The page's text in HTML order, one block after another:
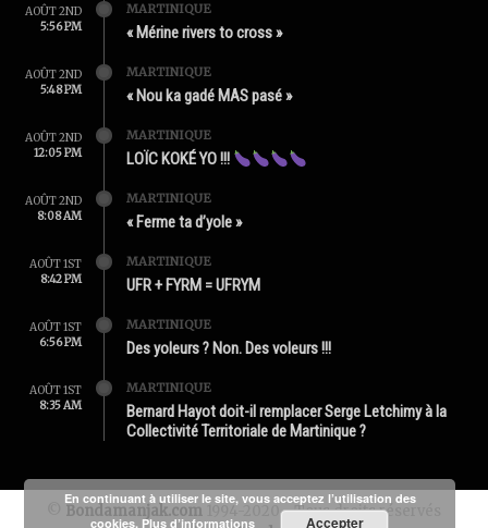
AOÛT 2ND
5:56 PM
MARTINIQUE
« Mérine rivers to cross »
AOÛT 2ND
5:48 PM
MARTINIQUE
« Nou ka gadé MAS pasé »
AOÛT 2ND
12:05 PM
MARTINIQUE
LOÏC KOKÉ YO !!!
AOÛT 2ND
8:08 AM
MARTINIQUE
« Ferme ta d’yole »
AOÛT 1ST
8:42 PM
MARTINIQUE
UFR + FYRM = UFRYM
AOÛT 1ST
6:56 PM
MARTINIQUE
Des yoleurs ? Non. Des voleurs !!!
AOÛT 1ST
8:35 AM
MARTINIQUE
Bernard Hayot doit-il remplacer Serge Letchimy à la
Collectivité Territoriale de Martinique ?
Bondamanjak.com 1994-2020 - Tous droits réservés
En continuant à utiliser le site, vous acceptez l’utilisation des
cookies. Plus d’informations Accepter